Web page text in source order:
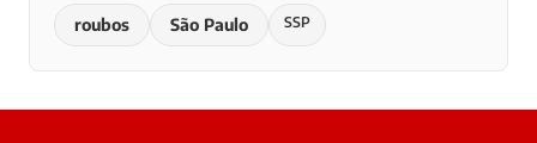
roubos São Paulo SSP